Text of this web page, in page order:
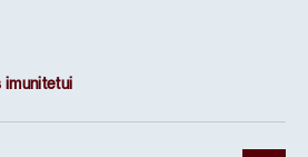
imunitetui